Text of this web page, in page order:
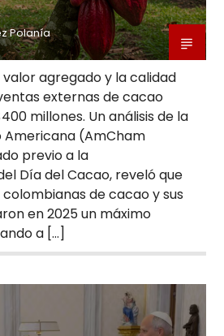
Polanía
agregado y la calidad
externas de cacao
millones. Un análisis de la
(AmCham
previo a la
Día del Cacao, reveló que
de cacao y sus
en 2025 un máximo
a […]